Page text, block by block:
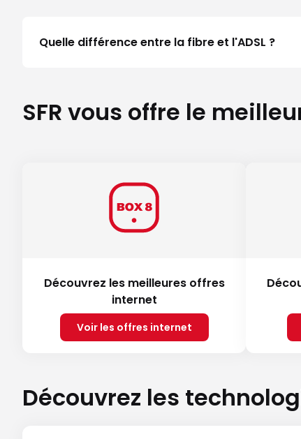
Quelle différence entre la fibre et l'ADSL ?
SFR vous offre le
Découvrez les meilleures offres
internet
Voir les offres internet
Découvrez les